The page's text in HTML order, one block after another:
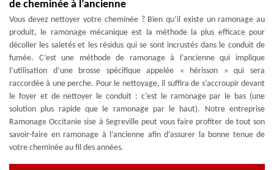
de cheminée à l’ancienne
Vous devez nettoyer votre cheminée ? Bien qu’il existe un ramonage au
produit, le ramonage mécanique est la méthode la plus efficace pour
décoller les saletés et les résidus qui se sont incrustés dans le conduit de
fumée. C’est une méthode de ramonage à l’ancienne qui implique
l’utilisation d’une brosse spécifique appelée « hérisson » qui sera
raccordée à une perche. Pour le nettoyage, il suffira de s’accroupir devant
le foyer et de nettoyer le conduit : c’est le ramonage par le bas (une
solution plus rapide que le ramonage par le haut). Notre entreprise
Ramonage Occitanie sise à Segreville peut vous faire profiter de tout son
savoir-faire en ramonage à l’ancienne afin d’assurer la bonne tenue de
votre cheminée au fil des années.